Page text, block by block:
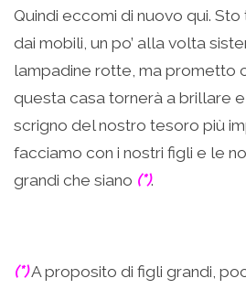
Quindi eccomi di nuovo qui.
dai mobili, un po’ alla volta
lampadine rotte, ma prometto
questa casa tornerà a brillare
scrigno del nostro tesoro più
facciamo con i nostri figli e le
grandi che siano (*).
(*)A proposito di figli grandi,